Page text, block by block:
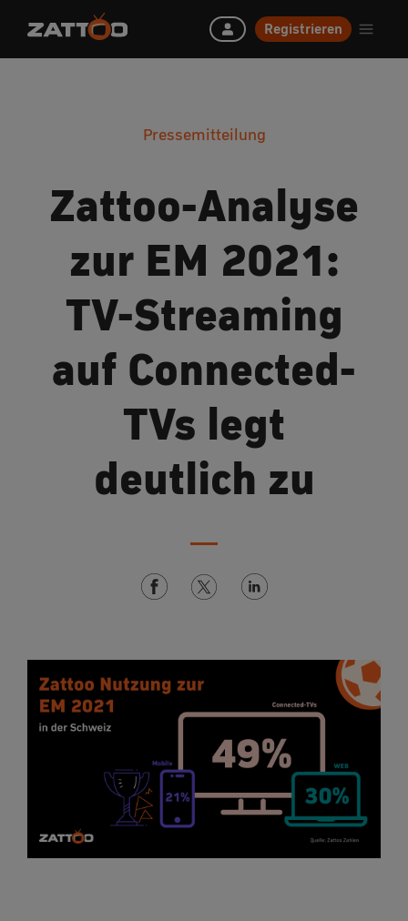
Registrieren
Pressemitteilung
Zattoo-Analyse
zur EM 2021:
TV-Streaming
auf Connected-
TVs legt
deutlich zu